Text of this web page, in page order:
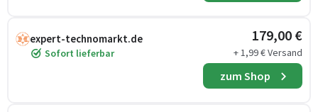
expert-technomarkt.de
Sofort lieferbar
179,00 €
+ 1,99 € Versand
zum Shop